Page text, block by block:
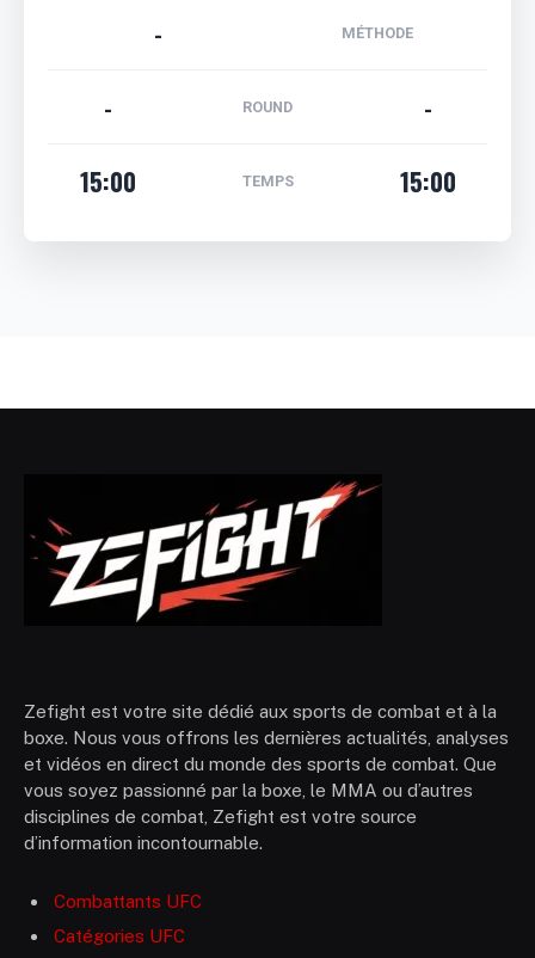
-
MÉTHODE
- ROUND
-
15:00
TEMPS 15:00
Zefight est votre site dédié aux sports de combat et à la
boxe. Nous vous offrons les dernières actualités, analyses
et vidéos en direct du monde des sports de combat. Que
vous soyez passionné par la boxe, le MMA ou d’autres
disciplines de combat, Zefight est votre source
d’information incontournable.
Combattants UFC
Catégories UFC